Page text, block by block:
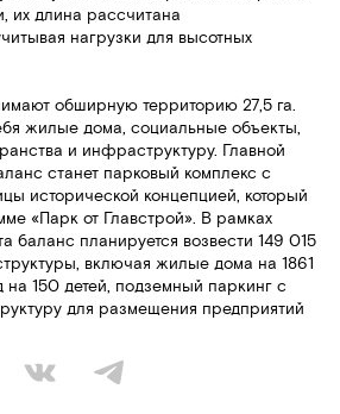
их длина рассчитана
нагрузки для высотных
обширную территорию 27,5 га.
жилые дома, социальные объекты,
и инфраструктуру. Главной
станет парковый комплекс с
исторической концепцией, который
«Парк от Главстрой». В рамках
баланс планируется возвести 149 015
включая жилые дома на 1861
на 150 детей, подземный паркинг с
для размещения предприятий